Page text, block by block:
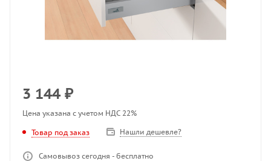
3 144 ₽
Цена указана с учетом НДС 22%
Товар под заказ Нашли дешевле?
Самовывоз сегодня - бесплатно